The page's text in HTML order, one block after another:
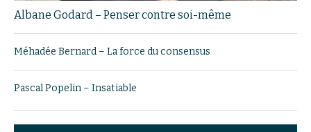
Albane Godard – Penser contre soi-même
Méhadée Bernard – La force du consensus
Pascal Popelin – Insatiable